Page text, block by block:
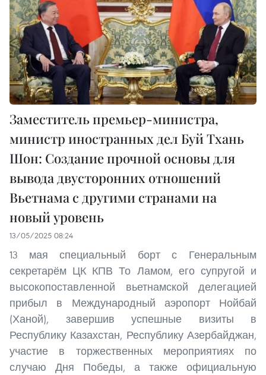
Заместитель премьер-министра,
министр иностранных дел Буй Тхань
Шон: Создание прочной основы для
вывода двусторонних отношений
Вьетнама с другими странами на
новый уровень
13/05/2025 08:24
13 мая специальный борт с Генеральным
секретарём ЦК КПВ То Ламом, его супругой и
высокопоставленной вьетнамской делегацией
прибыл в Международный аэропорт Нойбай
(Ханой), завершив успешные визиты в
Республику Казахстан, Республику Азербайджан,
участие в торжественных мероприятиях по
случаю Дня Победы, а также официальную